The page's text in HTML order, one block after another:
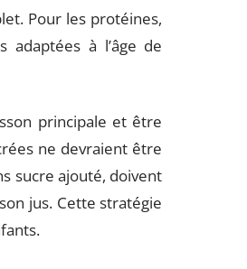
Pour les protéines,
adaptées à l’âge de
principale et être
ne devraient être
sucre ajouté, doivent
jus. Cette stratégie